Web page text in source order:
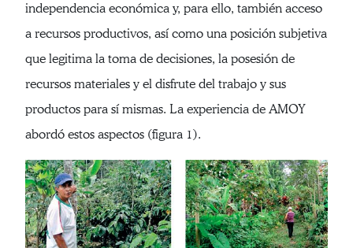
independencia económica y, para ello, también acceso
a recursos productivos, así como una posición subjetiva
que legitima la toma de decisiones, la posesión de
recursos materiales y el disfrute del trabajo y sus
productos para sí mismas. La experiencia de AMOY
abordó estos aspectos (figura 1).